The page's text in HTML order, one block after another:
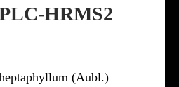
HRMS2
(Aubl.)